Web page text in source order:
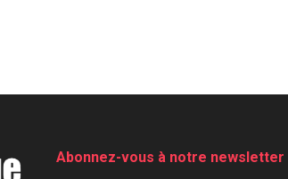
Abonnez-vous à notre newsletter